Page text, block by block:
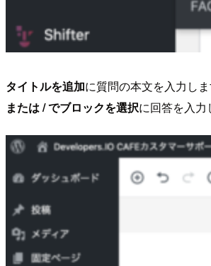
タイトルを追加に質問の本文を入力しま
または / でブロックを選択に回答を入力